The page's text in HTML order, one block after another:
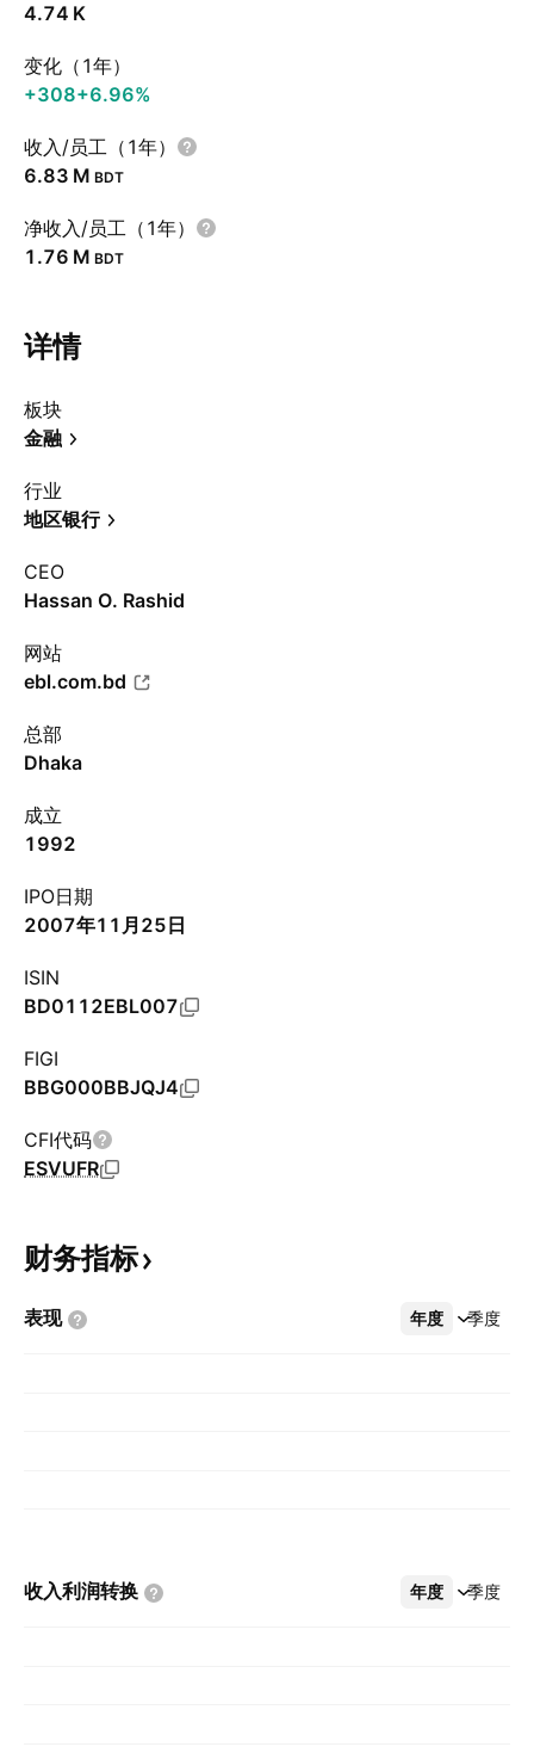
‪4.74 K‬
变化（1年）
+308+6.96%
收入/员工（1年）
‪6.83 M‬ BDT
净收入/员工（1年）
‪1.76 M‬ BDT
详情
板块
金融
行业
地区银行
CEO
Hassan O. Rashid
网站
ebl.com.bd
总部
Dhaka
成立
1992
IPO日期
2007年11月25日
ISIN
BD0112EBL007
FIGI
BBG000BBJQJ4
CFI代码
ESVUFR
财务指标
表现 年度 季度
更多
收入利润转换 年度 季度
更多